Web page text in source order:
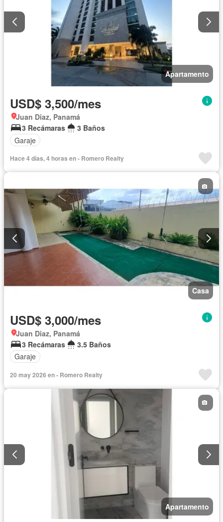
Apartamento
USD$ 3,500/mes
Juan Diaz, Panamá
3 Recámaras
3 Baños
Garaje
Hace 4 días, 4 horas en - Romero Realty
Casa
USD$ 3,000/mes
Juan Diaz, Panamá
3 Recámaras
3.5 Baños
Garaje
20 may 2026 en - Romero Realty
Apartamento